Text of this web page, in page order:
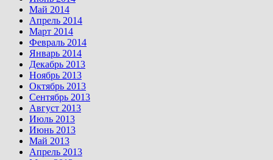
Май 2014
Апрель 2014
Март 2014
Февраль 2014
Январь 2014
Декабрь 2013
Ноябрь 2013
Октябрь 2013
Сентябрь 2013
Август 2013
Июль 2013
Июнь 2013
Май 2013
Апрель 2013